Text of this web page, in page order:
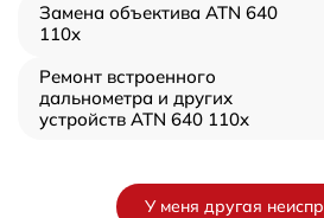
Замена объектива ATN 640
110x
Ремонт встроенного
дальнометра и других
устройств ATN 640 110x
У меня другая